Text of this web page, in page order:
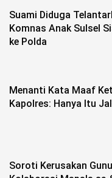
Suami Diduga
Komnas Anak Sulsel
ke Polda
Menanti Kata Maaf
Kapolres: Hanya Itu
Soroti Kerusakan